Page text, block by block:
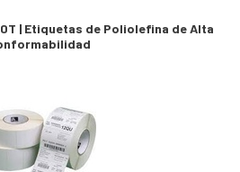
| Etiquetas de Poliolefina de Alta